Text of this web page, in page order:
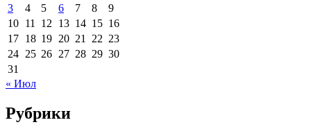
3
4 5 6 7 8
9
10 11 12 13 14 15 16
17 18 19 20 21 22 23
24 25 26 27 28 29 30
31
« Июл
Рубрики